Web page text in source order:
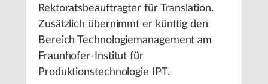
Rektoratsbeauftragter für Translation.
Zusätzlich übernimmt er künftig den
Bereich Technologiemanagement am
Fraunhofer-Institut für
Produktionstechnologie IPT.